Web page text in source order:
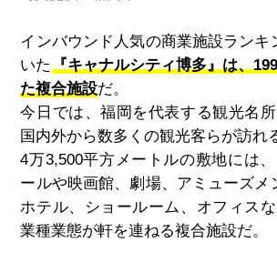
インバウンド人気の商業施設ランキ
いた『キャナルシティ博多』は、
た複合施設だ。
今日では、福岡を代表する観光名所
国内外から数多くの観光客らが訪れ
4万3,500平方メートルの敷地には
ールや映画館、劇場、アミューズメ
ホテル、ショールーム、オフィス
業種業態が軒を連ねる複合施設だ。